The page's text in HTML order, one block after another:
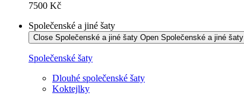
7500 Kč
Společenské a jiné šaty
Close Společenské a jiné šaty Open Společenské a jiné šaty
Společenské šaty
Dlouhé společenské šaty
Koktejlky